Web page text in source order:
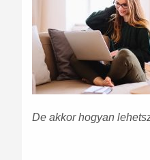
De akkor hogyan